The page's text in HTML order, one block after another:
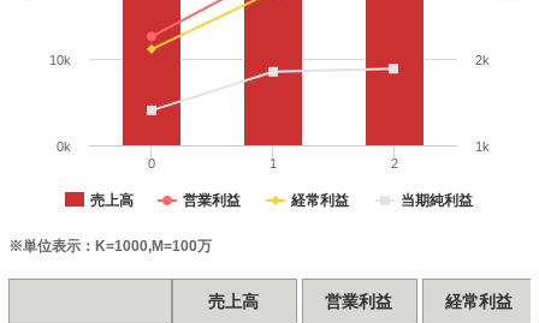
売上高 営業利益 経常利益 当期純利益
0 1 2
0k
10k
1k
2k
※単位表示：K=1000,M=100万
売上高 営業利益 経常利益